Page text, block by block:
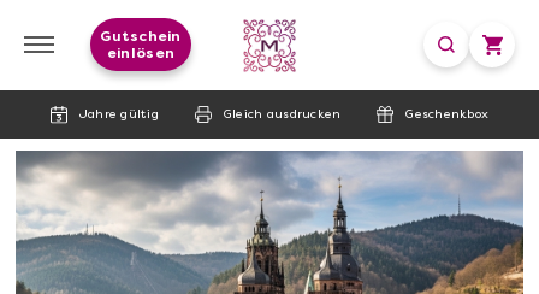
Jahre gültig Gleich ausdrucken Geschenkbox
Gutschein
einlösen